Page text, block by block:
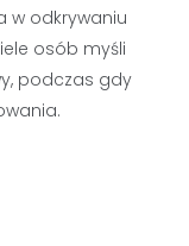
w odkrywaniu
osób myśli
podczas gdy